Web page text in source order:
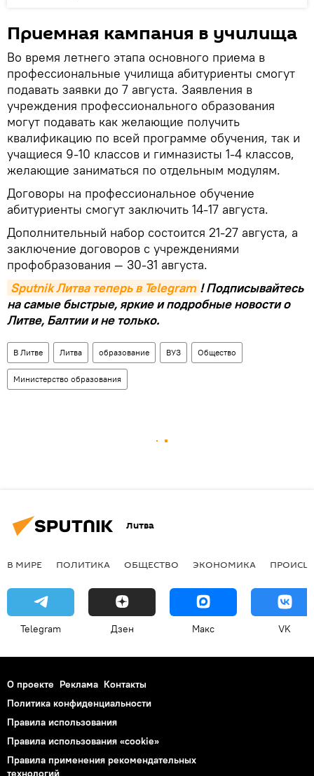
Приемная кампания в училища
Во время летнего этапа основного приема в
профессиональные училища абитуриенты смогут
подавать заявки до 7 августа. Заявления в
учреждения профессионального образования
могут подавать как желающие получить
квалификацию по всей программе обучения, так и
учащиеся 9-10 классов и гимназисты 1-4 классов,
желающие заниматься по отдельным модулям.
Договоры на профессиональное обучение
абитуриенты смогут заключить 14-17 августа.
Дополнительный набор состоится 21-27 августа, а
заключение договоров с учреждениями
профобразования — 30-31 августа.
Sputnik Литва теперь в Telegram ! Подписывайтесь
на самые быстрые, яркие и подробные новости о
Литве, Балтии и не только.
В Литве Литва образование ВУЗ Общество
Министерство образования
Литва
В МИРЕ ПОЛИТИКА ОБЩЕСТВО ЭКОНОМИКА
Telegram Дзен Макс VK
О проекте Реклама Контакты
Политика конфиденциальности
Правила использования
Правила использования «cookie»
Правила применения рекомендательных
технологий